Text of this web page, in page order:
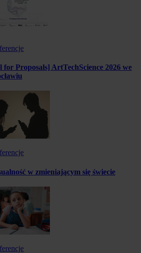
for Proposals] ArtTechScience 2026 we
w zmieniającym się świecie